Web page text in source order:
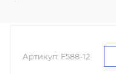
Артикул: F588-12